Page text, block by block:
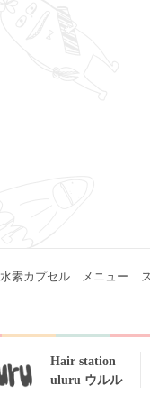
水素カプセル メニュー
Hair station
uluru ウルル